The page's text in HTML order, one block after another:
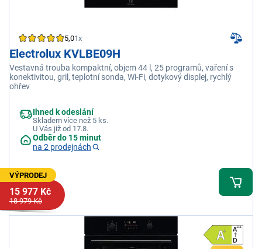
5,01x
Electrolux KVLBE09H
Vestavná trouba kompaktní, objem 44 l, 25 programů, vaření s
konektivitou, gril, teplotní sonda, Wi-Fi, dotykový displej, rychlý
ohřev
Ihned k odeslání
Skladem více než 5 ks.
U Vás již od 17.8.
Odběr do 15 minut
na 2 prodejnách
VÝPRODEJ
15 977 Kč
18 979 Kč